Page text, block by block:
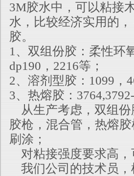
3M胶水中，可以粘接
水，比较经济实用的
胶。
1、双组份胶：柔性环
dp190，2216等；
2、溶剂型胶：1099，
3、热熔胶：
从生产考虑，双组份
胶枪，混合管，热熔
刷涂；
对粘接强度要求高，
我们公司的技术员，